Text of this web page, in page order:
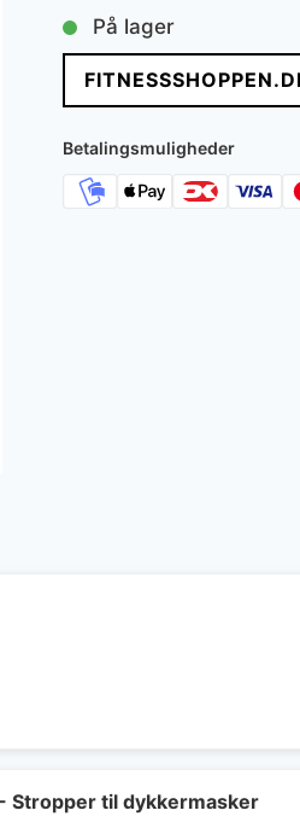
oprindelige
pris
var:
399 kr..
pris
er:
På lager
Betalingsmuligheder
Stropper til dykkermasker